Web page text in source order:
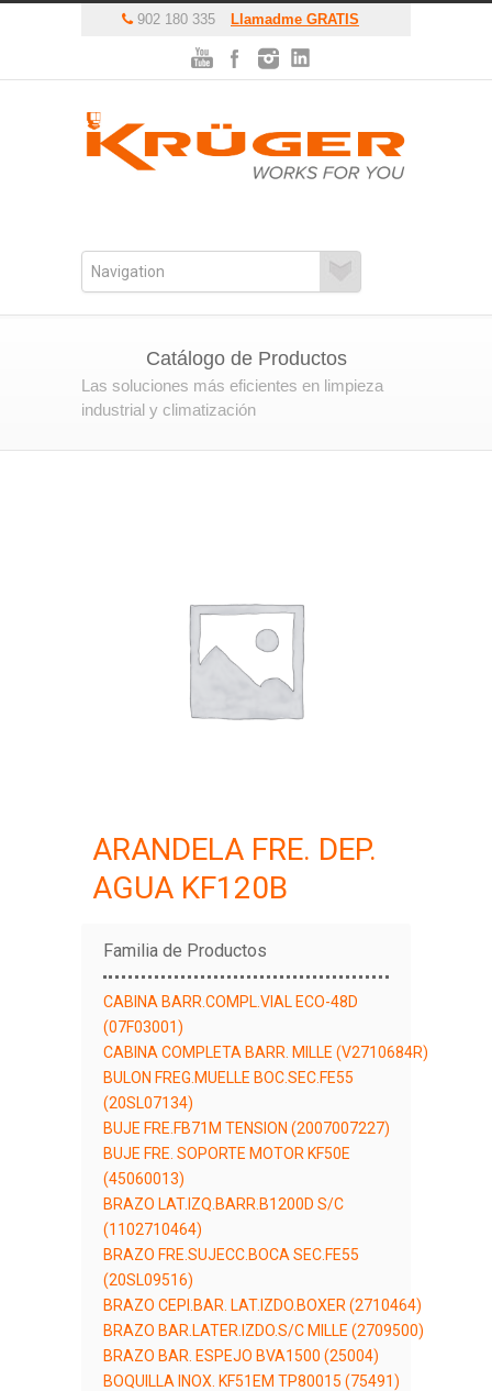
902 180 335 Llamadme GRATIS
Catálogo de Productos
Las soluciones más eficientes en limpieza
industrial y climatización
ARANDELA FRE. DEP.
AGUA KF120B
Familia de Productos
CABINA BARR.COMPL.VIAL ECO-48D
(07F03001)
CABINA COMPLETA BARR. MILLE (V2710684R)
BULON FREG.MUELLE BOC.SEC.FE55
(20SL07134)
BUJE FRE.FB71M TENSION (2007007227)
BUJE FRE. SOPORTE MOTOR KF50E
(45060013)
BRAZO LAT.IZQ.BARR.B1200D S/C
(1102710464)
BRAZO FRE.SUJECC.BOCA SEC.FE55
(20SL09516)
BRAZO CEPI.BAR. LAT.IZDO.BOXER (2710464)
BRAZO BAR.LATER.IZDO.S/C MILLE (2709500)
BRAZO BAR. ESPEJO BVA1500 (25004)
BOQUILLA INOX. KF51EM TP80015 (75491)